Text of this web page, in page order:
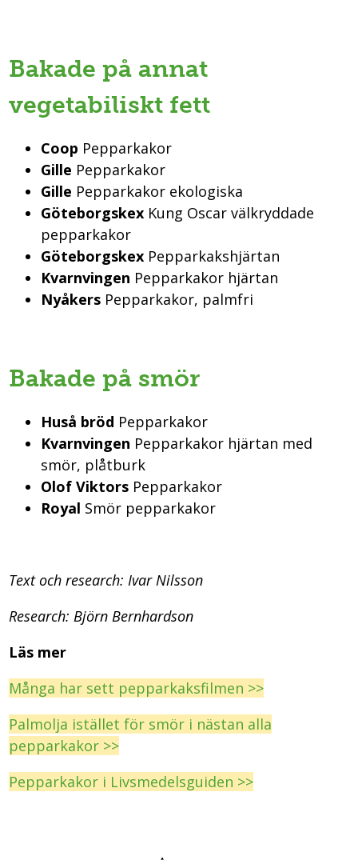
Bakade på annat
vegetabiliskt fett
Coop Pepparkakor
Gille Pepparkakor
Gille Pepparkakor ekologiska
Göteborgskex Kung Oscar välkryddade
pepparkakor
Göteborgskex Pepparkakshjärtan
Kvarnvingen Pepparkakor hjärtan
Nyåkers Pepparkakor, palmfri
Bakade på smör
Huså bröd Pepparkakor
Kvarnvingen Pepparkakor hjärtan med
smör, plåtburk
Olof Viktors Pepparkakor
Royal Smör pepparkakor
Text och research: Ivar Nilsson
Research: Björn Bernhardson
Läs mer
Många har sett pepparkaksfilmen >>
Palmolja istället för smör i nästan alla
pepparkakor >>
Pepparkakor i Livsmedelsguiden >>